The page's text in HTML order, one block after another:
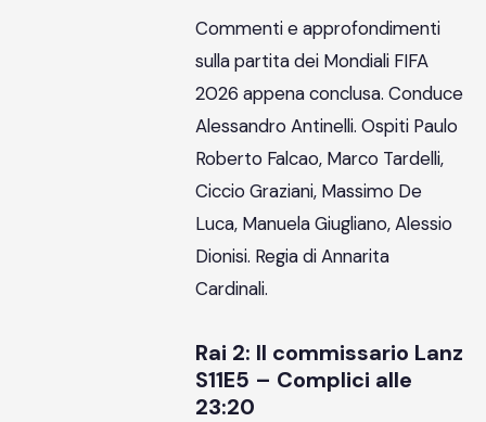
Commenti e approfondimenti
sulla partita dei Mondiali FIFA
2026 appena conclusa. Conduce
Alessandro Antinelli. Ospiti Paulo
Roberto Falcao, Marco Tardelli,
Ciccio Graziani, Massimo De
Luca, Manuela Giugliano, Alessio
Dionisi. Regia di Annarita
Cardinali.
Rai 2: Il commissario Lanz
S11E5 – Complici alle
23:20